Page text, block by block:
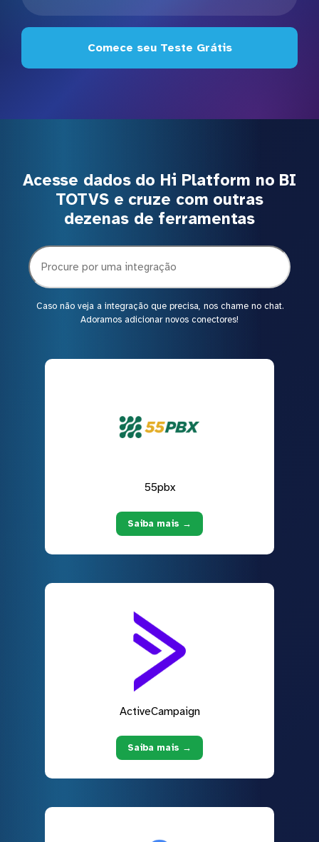
Comece seu Teste Grátis
Acesse dados do Hi Platform no BI
TOTVS e cruze com outras
dezenas de ferramentas
Caso não veja a integração que precisa, nos chame no chat.
Adoramos adicionar novos conectores!
55pbx
Saiba mais →
ActiveCampaign
Saiba mais →